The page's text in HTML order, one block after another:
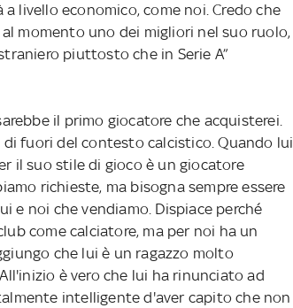
livello economico, come noi. Credo che
momento uno dei migliori nel suo ruolo,
piuttosto che in Serie A”
il primo giocatore che acquisterei.
fuori del contesto calcistico. Quando lui
il suo stile di gioco è un giocatore
richieste, ma bisogna sempre essere
e noi che vendiamo. Dispiace perché
come calciatore, ma per noi ha un
che lui è un ragazzo molto
è vero che lui ha rinunciato ad
intelligente d'aver capito che non